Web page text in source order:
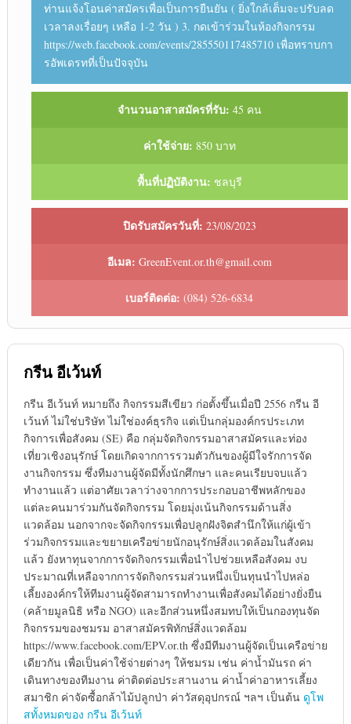
ท่านแจ้งโอนค่าสมัครเพื่อเป็นการยืนยัน ( ยิ่งใกล้เต็มจะปรับลด
เวลาลงเรื่อยๆ เหลือ 1-2 วัน ) 3. กดเข้าร่วมในห้องกิจกรรม
https://web.facebook.com/events/285550117485710 เพื่อทราบกา
รอัพเดรทที่เป็นปัจจุบัน
จำนวนอาสาสมัครที่รับ: 45 คน
ค่าใช้จ่าย: 850 บาท
พื้นที่ปฏิบัติงาน: ชลบุรี
ปิดรับสมัครวันที่: 23/08/2023
อีเมล: GreenEvent.or.th@gmail.com
เบอร์ติดต่อ: (084) 526-6834
กรีน อีเว้นท์
กรีน อีเว้นท์ หมายถึง กิจกรรมสีเขียว ก่อตั้งขึ้นเมื่อปี 2556 กรีน อี
เว้นท์ ไม่ใช่บริษัท ไม่ใช่องค์ธุรกิจ แต่เป็นกลุ่มองค์กรประเภท
กิจการเพื่อสังคม (SE) คือ กลุ่มจัดกิจกรรมอาสาสมัครและท่อง
เที่ยวเชิงอนุรักษ์ โดยเกิดจากการรวมตัวกันของผู้มีใจรักการจัด
งานกิจกรรม ซึ่งทีมงานผู้จัดมีทั้งนักศึกษา และคนเรียบจบแล้ว
ทำงานแล้ว แต่อาศัยเวลาว่างจากการประกอบอาชีพหลักของ
แต่ละคนมาร่วมกันจัดกิจกรรม โดยมุ่งเน้นกิจกรรมด้านสิ่ง
แวดล้อม นอกจากจะจัดกิจกรรมเพื่อปลูกฝังจิตสำนึกให้แก่ผู้เข้า
ร่วมกิจกรรมและขยายเครือข่ายนักอนุรักษ์สิ่งแวดล้อมในสังคม
แล้ว ยังหาทุนจากการจัดกิจกรรมเพื่อนำไปช่วยเหลือสังคม งบ
ประมาณที่เหลือจากการจัดกิจกรรมส่วนหนึ่งเป็นทุนนำไปหล่อ
เลี้ยงองค์กรให้ทีมงานผู้จัดสามารถทำงานเพื่อสังคมได้อย่างยั่งยืน
(คล้ายมูลนิธิ หรือ NGO) และอีกส่วนหนึ่งสมทบให้เป็นกองทุนจัด
กิจกรรมของชมรม อาสาสมัครพิทักษ์สิ่งแวดล้อม
https://www.facebook.com/EPV.or.th ซึ่งมีทีมงานผู้จัดเป็นเครือข่าย
เดียวกัน เพื่อเป็นค่าใช้จ่ายต่างๆ ให้ชมรม เช่น ค่าน้ำมันรถ ค่า
เดินทางของทีมงาน ค่าติดต่อประสานงาน ค่าน้ำค่าอาหารเลี้ยง
สมาชิก ค่าจัดซื้อกล้าไม้ปลูกป่า ค่าวัสดุอุปกรณ์ ฯลฯ เป็นต้น ดูโพ
สทั้งหมดของ กรีน อีเว้นท์